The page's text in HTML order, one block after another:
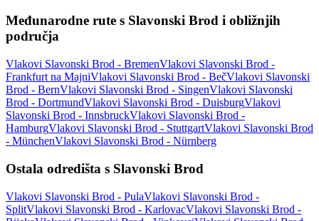
Međunarodne rute s Slavonski Brod i obližnjih
područja
Vlakovi Slavonski Brod - BremenVlakovi Slavonski Brod -
Frankfurt na MajniVlakovi Slavonski Brod - BečVlakovi Slavonski
Brod - BernVlakovi Slavonski Brod - SingenVlakovi Slavonski
Brod - DortmundVlakovi Slavonski Brod - DuisburgVlakovi
Slavonski Brod - InnsbruckVlakovi Slavonski Brod -
HamburgVlakovi Slavonski Brod - StuttgartVlakovi Slavonski Brod
- MünchenVlakovi Slavonski Brod - Nürnberg
Ostala odredišta s Slavonski Brod
Vlakovi Slavonski Brod - PulaVlakovi Slavonski Brod -
SplitVlakovi Slavonski Brod - KarlovacVlakovi Slavonski Brod -